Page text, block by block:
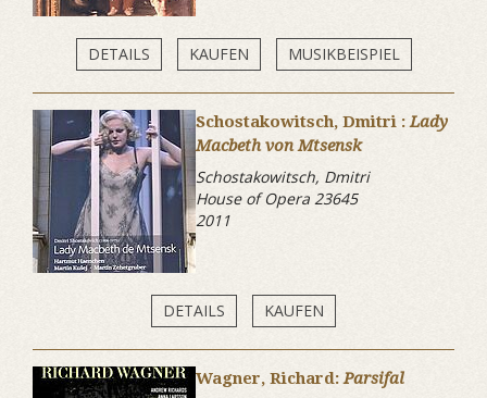
DETAILS KAUFEN MUSIKBEISPIEL
Schostakowitsch, Dmitri :Lady
Macbeth von Mtsensk
Schostakowitsch, Dmitri
House of Opera 23645
2011
DETAILS KAUFEN
Wagner, Richard:Parsifal